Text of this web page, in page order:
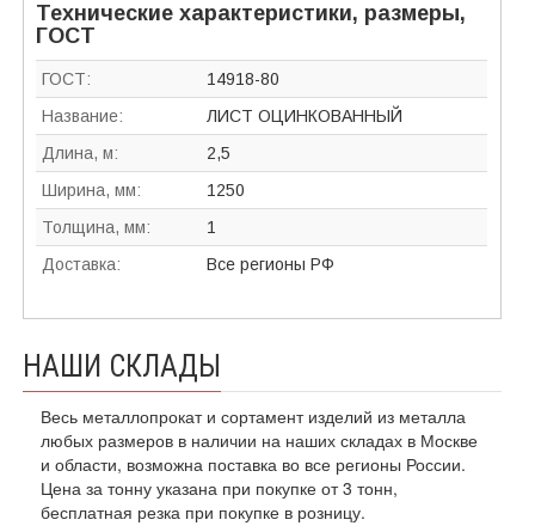
Технические характеристики, размеры,
ГОСТ
ГОСТ:
14918-80
Название:
ЛИСТ ОЦИНКОВАННЫЙ
Длина, м:
2,5
Ширина, мм:
1250
Толщина, мм:
1
Доставка:
Все регионы РФ
НАШИ СКЛАДЫ
Весь металлопрокат и сортамент изделий из металла
любых размеров в наличии на наших складах в Москве
и области, возможна поставка во все регионы России.
Цена за тонну указана при покупке от 3 тонн,
бесплатная резка при покупке в розницу.